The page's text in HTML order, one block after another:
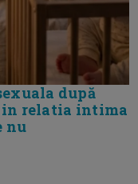
după
in relatia intima
nu